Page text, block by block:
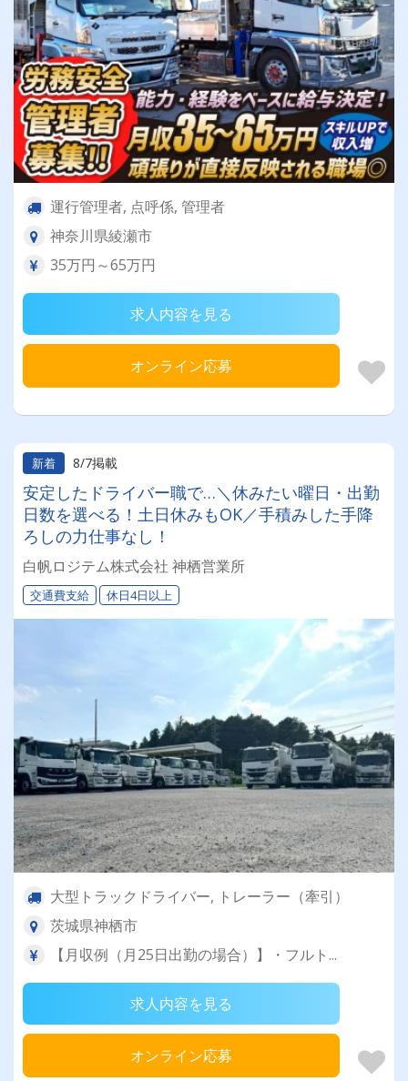
運行管理者, 点呼係, 管理者
神奈川県綾瀬市
35万円～65万円
求人内容を見る
オンライン応募
新着 8/7掲載
安定したドライバー職で…＼休みたい曜日・出勤
日数を選べる！土日休みもOK／手積みした手降
ろしの力仕事なし！
白帆ロジテム株式会社 神栖営業所
交通費支給 休日4日以上
大型トラックドライバー, トレーラー（牽引）
茨城県神栖市
【月収例（月25日出勤の場合）】・フルト...
求人内容を見る
オンライン応募